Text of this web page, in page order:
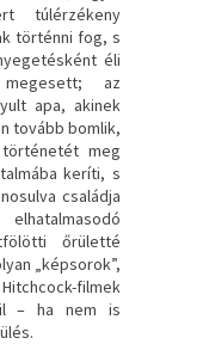
túlérzékeny
történni fog, s
éli
az
apa, akinek
tovább bomlik,
meg
keríti, s
családja
őrületté
„képsorok”,
filmek
– ha nem is